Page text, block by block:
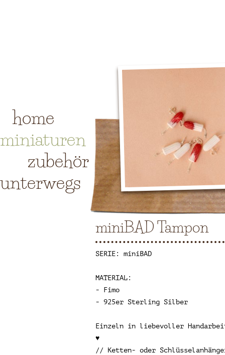
home
miniaturen
zubehör
unterwegs
miniBAD Tampon
SERIE: miniBAD
MATERIAL:
- Fimo
- 925er Sterling Silber
Einzeln in liebevoller
♥
// Ketten- oder